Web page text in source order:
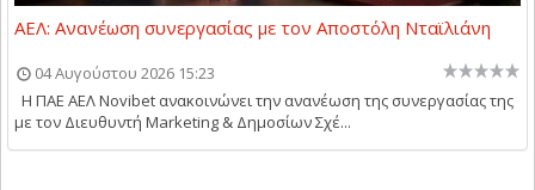
ΑΕΛ: Ανανέωση συνεργασίας με τον Αποστόλη Νταϊλιάνη
04 Αυγούστου 2026 15:23
Η ΠΑΕ ΑΕΛ Novibet ανακοινώνει την ανανέωση της συνεργασίας της
με τον Διευθυντή Marketing & Δημοσίων Σχέ...